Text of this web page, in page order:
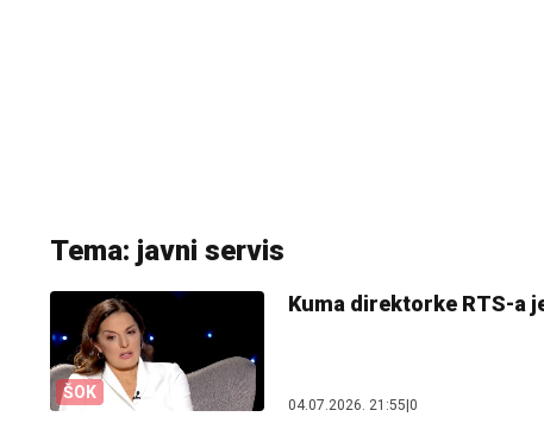
Tema: javni servis
ŠOK
Kuma direktorke RTS-a
04.07.2026. 21:55 0